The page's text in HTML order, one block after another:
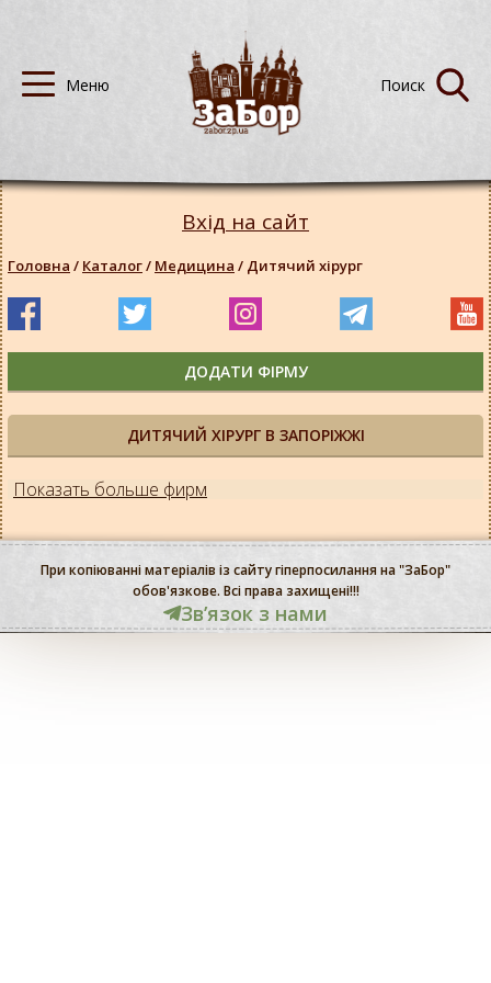
ДИТЯЧИЙ ХІРУРГ В ЗАПОРІЖЖІ
Показать больше фирм
Вхід на сайт
Головна / Каталог/ Медицина / Дитячий хірург
ДОДАТИ ФІРМУ
При копіюванні матеріалів із сайту гіперпосилання на "ЗаБор"
обов'язкове. Всі права захищені!!!
Звʼязок з нами